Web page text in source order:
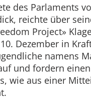
des Parlaments
reichte über
Project»
Dezember in
namens
und fordern
wie aus einer